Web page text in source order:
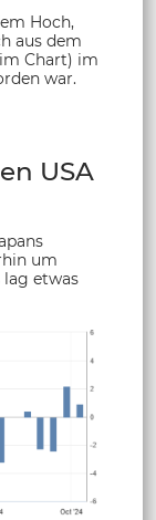
Hoch,
aus dem
Chart) im
war.
USA
um
lag etwas